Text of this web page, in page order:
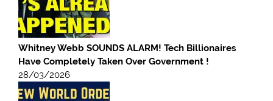
Whitney Webb SOUNDS ALARM! Tech Billionaires
Have Completely Taken Over Government !
28/03/2026